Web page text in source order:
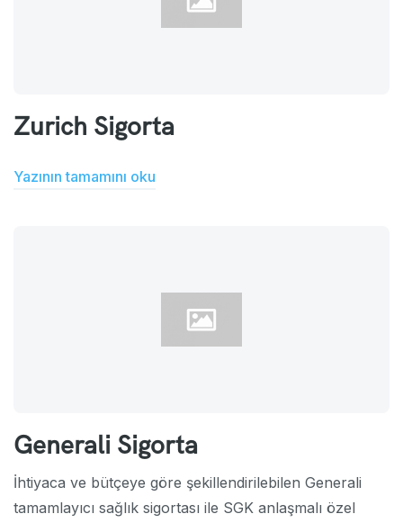
Zurich Sigorta
Yazının tamamını oku
Generali Sigorta
İhtiyaca ve bütçeye göre şekillendirilebilen Generali
tamamlayıcı sağlık sigortası ile SGK anlaşmalı özel